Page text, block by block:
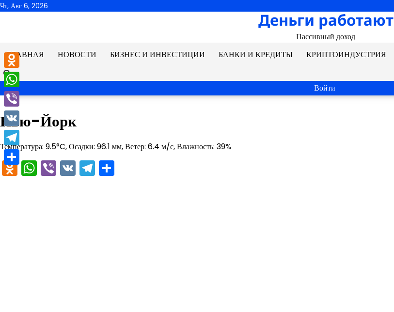
Перейти
Чт, Авг 6, 2026
Деньги работают
Пассивный доход
ГЛАВНАЯ
НОВОСТИ БИЗНЕС И ИНВЕСТИЦИИ БАНКИ И КРЕДИТЫ КРИПТОИНДУСТРИЯ
Войти
Нью-Йорк
Температура: 9.5°C, Осадки: 96.1 мм, Ветер: 6.4 м/с, Влажность: 39%
Odnoklassniki
WhatsApp
Viber
VKTelegram
Odnoklassniki
WhatsApp
Viber
VK
Telegram
Отправить